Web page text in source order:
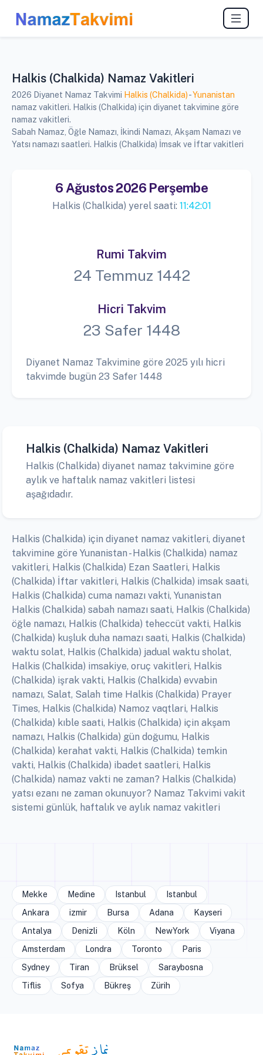
Halkis (Chalkida) Namaz Vakitleri
2026 Diyanet Namaz Takvimi Halkis (Chalkida)-Yunanistan
namaz vakitleri. Halkis (Chalkida) için diyanet takvimine göre
namaz vakitleri.
Sabah Namaz, Öğle Namazı, İkindi Namazı, Akşam Namazı ve
Yatsı namazı saatleri. Halkis (Chalkida) İmsak ve İftar vakitleri
6 Ağustos 2026 Perşembe
Halkis (Chalkida) yerel saati: 11:42:01
Rumi Takvim
24 Temmuz 1442
Hicri Takvim
23 Safer 1448
Diyanet Namaz Takvimine göre 2025 yılı hicri
takvimde bugün 23 Safer 1448
Halkis (Chalkida) Namaz Vakitleri
Halkis (Chalkida) diyanet namaz takvimine göre
aylık ve haftalık namaz vakitleri listesi
aşağıdadır.
Halkis (Chalkida) için diyanet namaz vakitleri, diyanet
takvimine göre Yunanistan - Halkis (Chalkida) namaz
vakitleri, Halkis (Chalkida) Ezan Saatleri, Halkis
(Chalkida) İftar vakitleri, Halkis (Chalkida) imsak saati,
Halkis (Chalkida) cuma namazı vakti, Yunanistan
Halkis (Chalkida) sabah namazı saati, Halkis (Chalkida)
öğle namazı, Halkis (Chalkida) teheccüt vakti, Halkis
(Chalkida) kuşluk duha namazı saati, Halkis (Chalkida)
waktu solat, Halkis (Chalkida) jadual waktu sholat,
Halkis (Chalkida) imsakiye, oruç vakitleri, Halkis
(Chalkida) işrak vakti, Halkis (Chalkida) evvabin
namazı, Salat, Salah time Halkis (Chalkida) Prayer
Times, Halkis (Chalkida) Namoz vaqtlari, Halkis
(Chalkida) kıble saati, Halkis (Chalkida) için akşam
namazı, Halkis (Chalkida) gün doğumu, Halkis
(Chalkida) kerahat vakti, Halkis (Chalkida) temkin
vakti, Halkis (Chalkida) ibadet saatleri, Halkis
(Chalkida) namaz vakti ne zaman? Halkis (Chalkida)
yatsı ezanı ne zaman okunuyor? Namaz Takvimi vakit
sistemi günlük, haftalık ve aylık namaz vakitleri
Mekke Medine Istanbul
Istanbul
Ankara
izmir Bursa Adana
Kayseri
Antalya
Denizli Köln NewYork
Viyana
Amsterdam
Londra Toronto
Paris
Sydney
Tiran Brüksel
Saraybosna
Tiflis
Sofya Bükreş Zürih